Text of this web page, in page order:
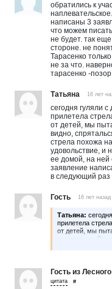
обратились к
написаны 3
что можем
не будет. так
стороне. не
Тарасенко
не за что.
тарасенко -
Татьяна 16 лет
сегодня гуляли
прилетела
от детей, мы
видно,
стрела похожа
удовольствие, и
ее домой, на ней
заявление
в следующий раз
Гость 16 лет назад
Татьяна:
прилетела
от детей, мы
спряталься.
похожа на
а то страшно
и попасть.
Гость из
#